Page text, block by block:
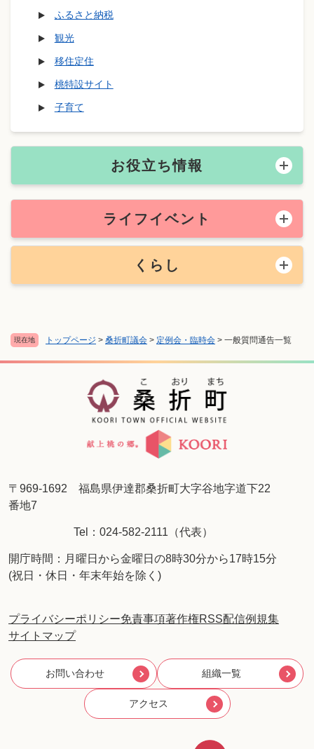
現在地 トップページ > 桑折町議会 > 定例会・臨時会 > 一般質問通告一覧
ふるさと納税
観光
移住定住
桃特設サイト
子育て
お役立ち情報
ライフイベント
くらし
〒969-1692 福島県伊達郡桑折町大字谷地字道下22
番地7
Tel：024-582-2111（代表）
開庁時間：月曜日から金曜日の8時30分から17時15分
(祝日・休日・年末年始を除く)
プライバシーポリシー免責事項著作権RSS配信例規集
サイトマップ
お問い合わせ 組織一覧
アクセス